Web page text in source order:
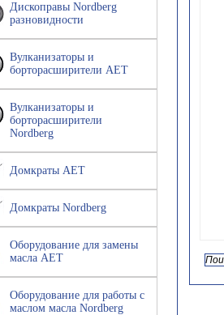
Дископравы Nordberg
разновидности
Вулканизаторы и
борторасширители AET
Вулканизаторы и
борторасширители
Nordberg
Домкраты AET
Домкраты Nordberg
Оборудование для замены
масла AET
Оборудование для работы с
маслом масла Nordberg